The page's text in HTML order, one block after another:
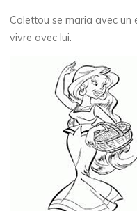
Colettou se maria avec un
vivre avec lui.